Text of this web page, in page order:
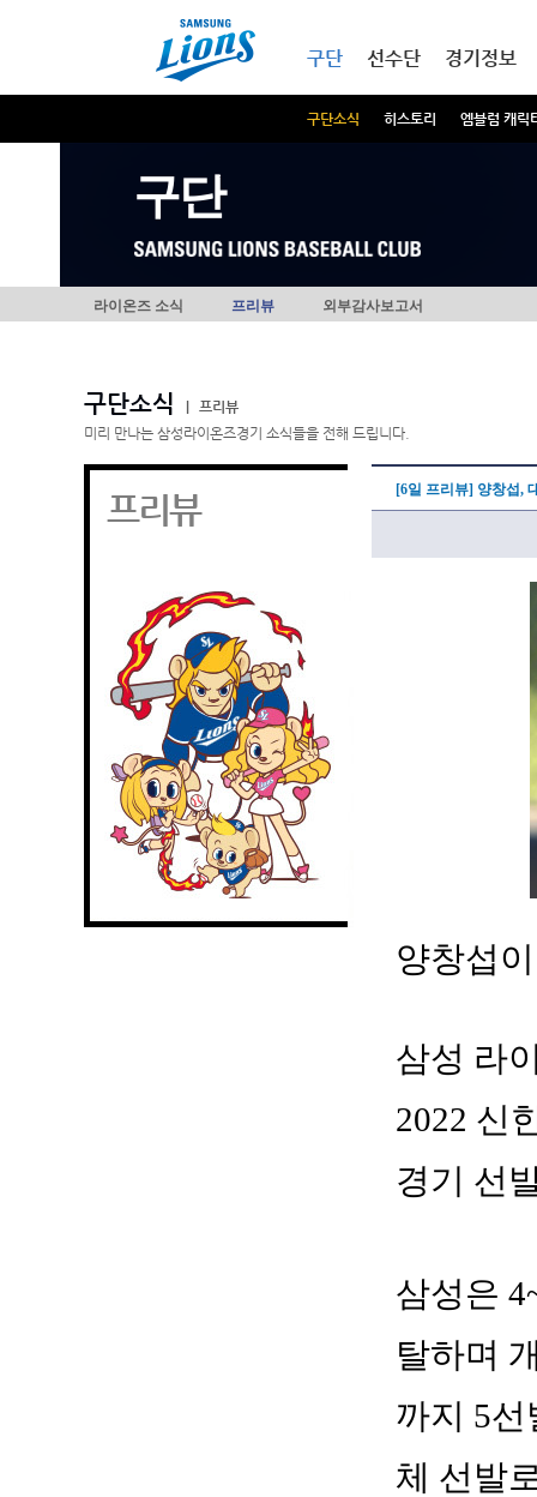
구단
구단소식 히스토리 엠블럼 캐릭
선수단 경기정보
구단
라이온즈 소식 프리뷰 외부감사보고서
구단소식
프리뷰
미리 만나는 삼성라이온즈경기 소식들을 전해 드립니다.
프리뷰 [6일 프리뷰] 양창섭,
양창섭
삼성 라
2022 신
경기 선
삼성은
탈하며
까지 5
체 선발